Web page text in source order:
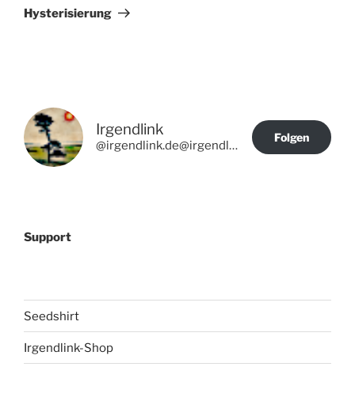
Beitrag
Hysterisierung
Irgendlink
@irgendlink.de@irgendlink.de
Folgen
Support
Seedshirt
Irgendlink-Shop